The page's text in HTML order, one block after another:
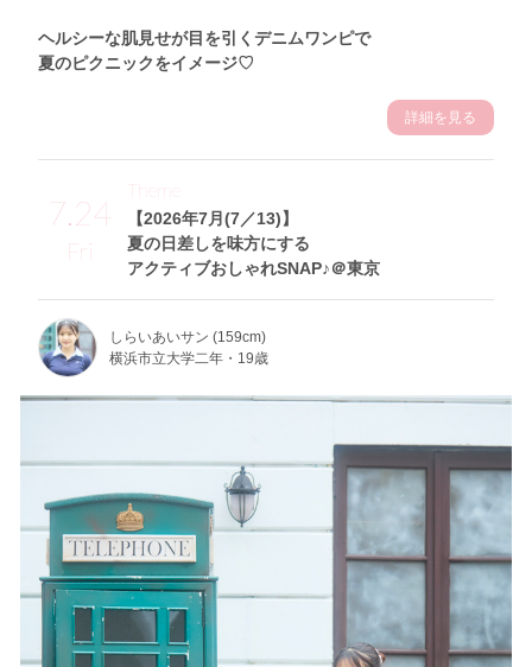
ヘルシーな肌見せが目を引くデニムワンピで
夏のピクニックをイメージ♡
詳細を見る
7.24
Fri
【2026年7月(7／13)】
夏の日差しを味方にする
アクティブおしゃれSNAP♪＠東京
Theme
しらいあいサン (159cm)
横浜市立大学二年・19歳